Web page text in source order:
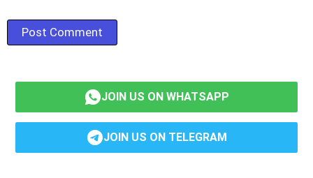
JOIN US ON WHATSAPP
JOIN US ON TELEGRAM